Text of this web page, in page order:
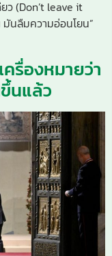
ว (Don’t leave it
นลืมความอ่อนโยน”
รื่องหมายว่า
นแล้ว